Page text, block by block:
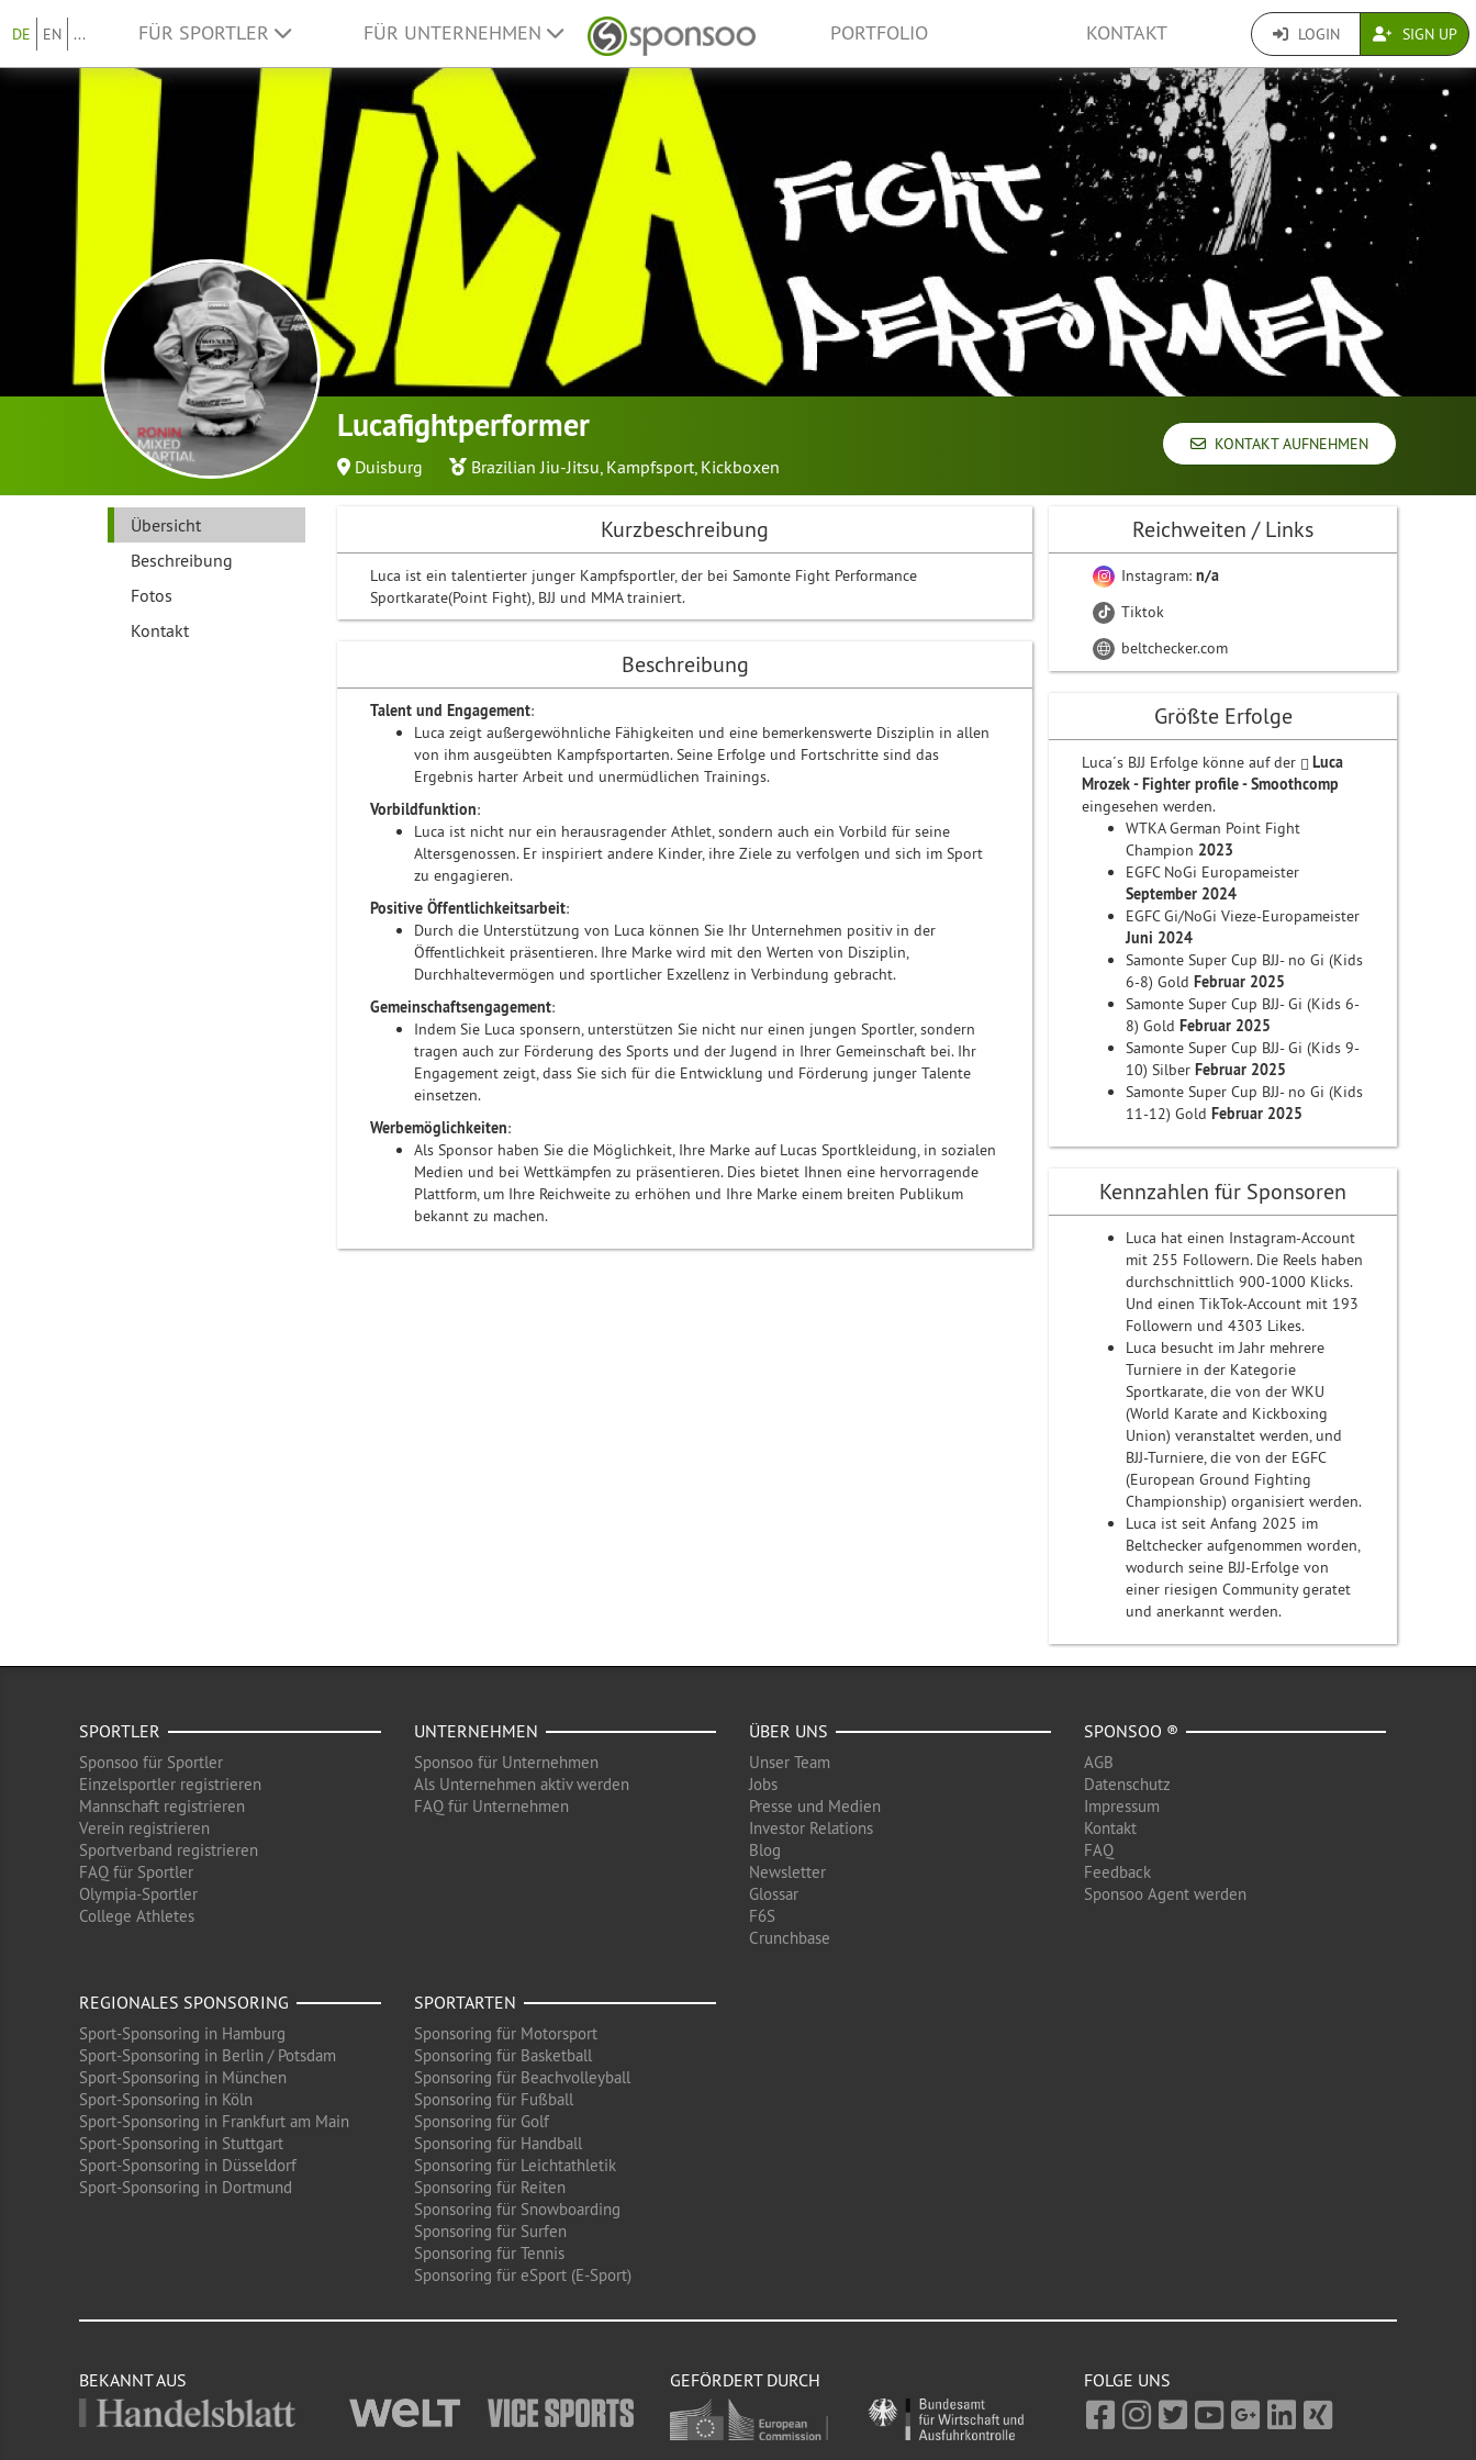
DE EN ... FÜR SPORTLER FÜR UNTERNEHMEN PORTFOLIO KONTAKT LOGIN SIGN UP
Lucafightperformer
Duisburg Brazilian Jiu-Jitsu, Kampfsport, Kickboxen
KONTAKT AUFNEHMEN
Übersicht
Beschreibung
Fotos
Kontakt
Kurzbeschreibung
Luca ist ein talentierter junger Kampfsportler, der bei Samonte Fight Performance
Sportkarate(Point Fight), BJJ und MMA trainiert.
Beschreibung
Talent und Engagement:
Luca zeigt außergewöhnliche Fähigkeiten und eine bemerkenswerte Disziplin in allen
von ihm ausgeübten Kampfsportarten. Seine Erfolge und Fortschritte sind das
Ergebnis harter Arbeit und unermüdlichen Trainings.
Vorbildfunktion:
Luca ist nicht nur ein herausragender Athlet, sondern auch ein Vorbild für seine
Altersgenossen. Er inspiriert andere Kinder, ihre Ziele zu verfolgen und sich im Sport
zu engagieren.
Positive Öffentlichkeitsarbeit:
Durch die Unterstützung von Luca können Sie Ihr Unternehmen positiv in der
Öffentlichkeit präsentieren. Ihre Marke wird mit den Werten von Disziplin,
Durchhaltevermögen und sportlicher Exzellenz in Verbindung gebracht.
Gemeinschaftsengagement:
Indem Sie Luca sponsern, unterstützen Sie nicht nur einen jungen Sportler, sondern
tragen auch zur Förderung des Sports und der Jugend in Ihrer Gemeinschaft bei. Ihr
Engagement zeigt, dass Sie sich für die Entwicklung und Förderung junger Talente
einsetzen.
Werbemöglichkeiten:
Als Sponsor haben Sie die Möglichkeit, Ihre Marke auf Lucas Sportkleidung, in sozialen
Medien und bei Wettkämpfen zu präsentieren. Dies bietet Ihnen eine hervorragende
Plattform, um Ihre Reichweite zu erhöhen und Ihre Marke einem breiten Publikum
bekannt zu machen.
Reichweiten / Links
Instagram:n/a
Tiktok
beltchecker.com
Größte Erfolge
Luca´s BJJ Erfolge könne auf der
Luca
Mrozek - Fighter profile - Smoothcomp
eingesehen werden.
WTKA German Point Fight
Champion 2023
EGFC NoGi Europameister
September 2024
EGFC Gi/NoGi Vieze-Europameister
Juni 2024
Samonte Super Cup BJJ- no Gi (Kids
6-8) GoldFebruar 2025
Samonte Super Cup BJJ- Gi (Kids 6-
8) GoldFebruar 2025
Samonte Super Cup BJJ- Gi (Kids 9-
10) SilberFebruar 2025
Samonte Super Cup BJJ- no Gi (Kids
11-12) GoldFebruar 2025
Kennzahlen für Sponsoren
Luca hat einen Instagram-Account
mit 255 Followern. Die Reels haben
durchschnittlich 900-1000 Klicks.
Und einen TikTok-Account mit 193
Followern und 4303 Likes.
Luca besucht im Jahr mehrere
Turniere in der Kategorie
Sportkarate, die von der WKU
(World Karate and Kickboxing
Union) veranstaltet werden, und
BJJ-Turniere, die von der EGFC
(European Ground Fighting
Championship) organisiert werden.
Luca ist seit Anfang 2025 im
Beltchecker aufgenommen worden,
wodurch seine BJJ-Erfolge von
einer riesigen Community geratet
und anerkannt werden.
SPORTLER
Sponsoo für Sportler
Einzelsportler registrieren
Mannschaft registrieren
Verein registrieren
Sportverband registrieren
FAQ für Sportler
Olympia-Sportler
College Athletes
UNTERNEHMEN
Sponsoo für Unternehmen
Als Unternehmen aktiv werden
FAQ für Unternehmen
ÜBER UNS
Unser Team
Jobs
Presse und Medien
Investor Relations
Blog
Newsletter
Glossar
F6S
Crunchbase
SPONSOO ®
AGB
Datenschutz
Impressum
Kontakt
FAQ
Feedback
Sponsoo Agent werden
REGIONALES SPONSORING
Sport-Sponsoring in Hamburg
Sport-Sponsoring in Berlin / Potsdam
Sport-Sponsoring in München
Sport-Sponsoring in Köln
Sport-Sponsoring in Frankfurt am Main
Sport-Sponsoring in Stuttgart
Sport-Sponsoring in Düsseldorf
Sport-Sponsoring in Dortmund
SPORTARTEN
Sponsoring für Motorsport
Sponsoring für Basketball
Sponsoring für Beachvolleyball
Sponsoring für Fußball
Sponsoring für Golf
Sponsoring für Handball
Sponsoring für Leichtathletik
Sponsoring für Reiten
Sponsoring für Snowboarding
Sponsoring für Surfen
Sponsoring für Tennis
Sponsoring für eSport (E-Sport)
BEKANNT AUS GEFÖRDERT DURCH FOLGE UNS